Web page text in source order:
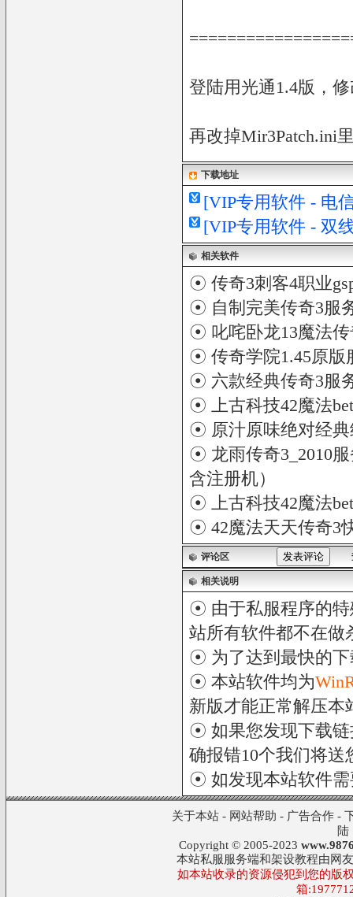
登陆用光通1.4版，
再改掉Mir3Patch.ini
下载地址
[VIP专用软件 - 电
[VIP专用软件 - 双
相关软件
☉ 传奇3刺客4职业
☉ 自制完美传奇3服
☉ 叱咤卧龙13魔法
☉ 传奇学院1.45原
☉ 六款经典传奇3服
☉ 上古科技42魔法
☉ 原汁原味绝对经
☉ 龙雨传奇3_2010
含注册机）
☉ 上古科技42魔法
☉ 42魔法天天传奇3
评论区
相关说明
☉ 由于私服程序的特
站所有软件都不在做
☉ 为了达到最快的
☉ 本站软件均为
新版才能正常解压本
☉ 如果您发现下载链
确报错10个我们将送
☉ 如发现本站软件
关于本站- 网站帮助 - 广告合作-
陆
Copyright © 2005-2023
本站私服服务端和架设教程由网
如本站收录的资源侵犯到您的版
箱